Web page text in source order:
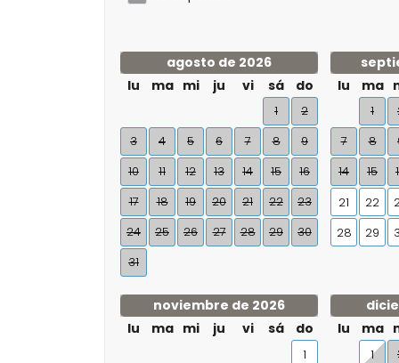
agosto de 2026
lu
ma mi ju vi sá do
1
2
3
4 5 6 7 8
9
10
11 12 13 14 15
16
17
18 19 20 21 22
23
24
25 26 27 28 29
30
31
lu
ma
1
7
8
14
15
21
22
28
29
noviembre de 2026
lu
ma mi ju vi sá do
1
lu
ma
1